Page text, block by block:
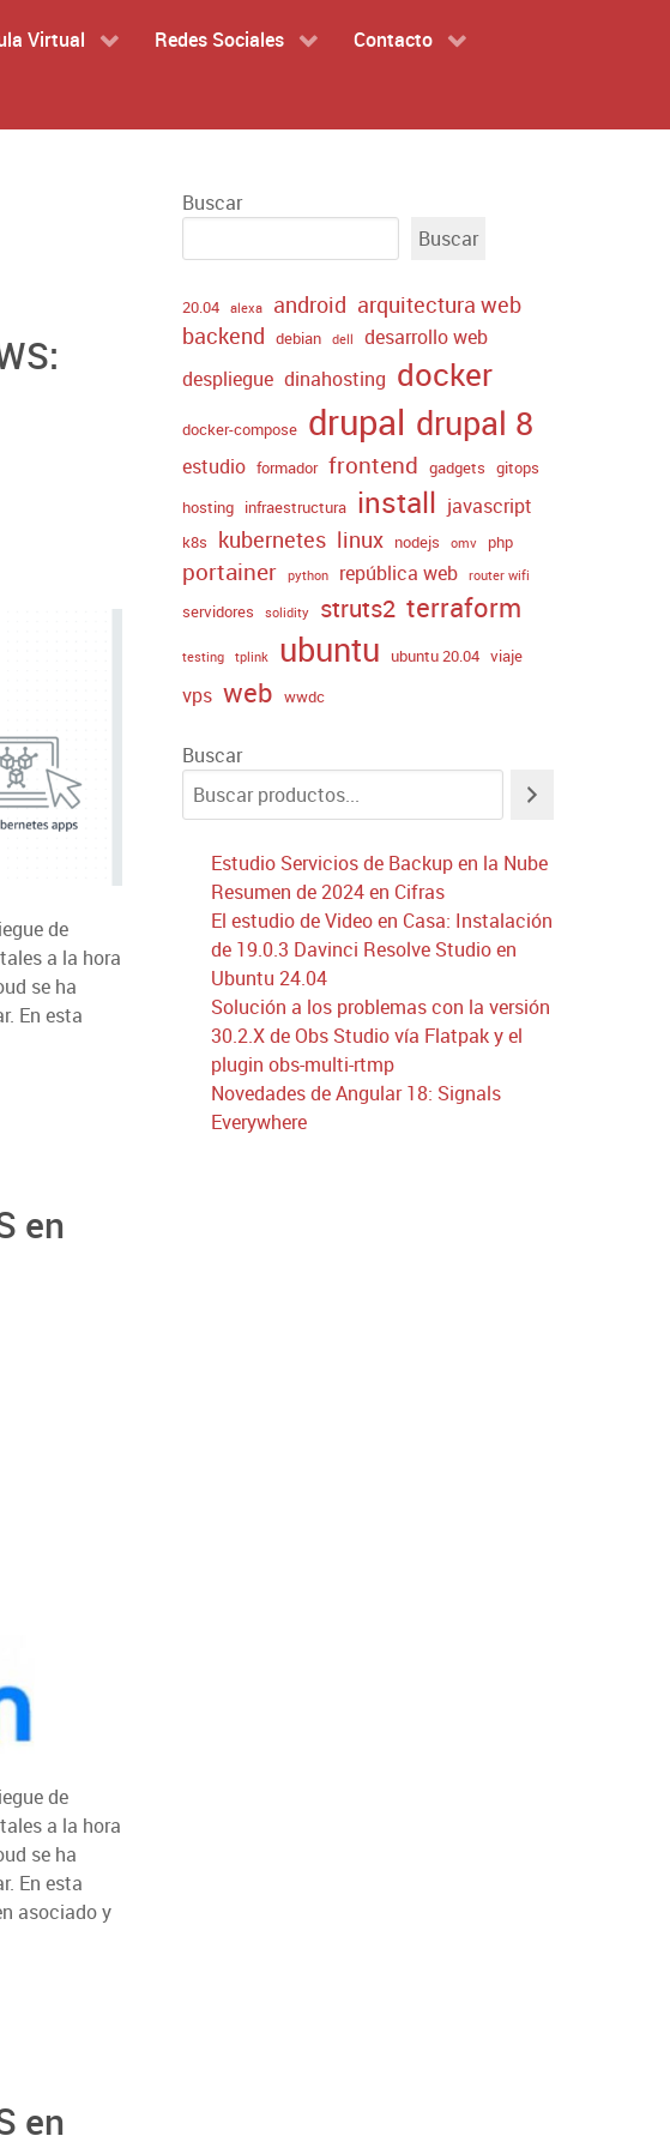
Virtual Redes Sociales Contacto
de
a la hora
se ha
En esta
en
de
a la hora
se ha
En esta
asociado y
en
Buscar
Buscar
20.04 alexa android arquitectura web
backend debian dell
desarrollo web
despliegue dinahosting docker
docker-compose drupal drupal 8
estudio formador frontend gadgets gitops
hosting infraestructura install javascript
k8s kubernetes linux nodejs omv php
portainer python república web router wifi
servidores solidity struts2 terraform
testing tplink ubuntu ubuntu 20.04 viaje
vps web wwdc
Buscar
Estudio Servicios de Backup en la Nube
Resumen de 2024 en Cifras
El estudio de Video en Casa: Instalación
de 19.0.3 Davinci Resolve Studio en
Ubuntu 24.04
Solución a los problemas con la versión
30.2.X de Obs Studio vía Flatpak y el
plugin obs-multi-rtmp
Novedades de Angular 18: Signals
Everywhere